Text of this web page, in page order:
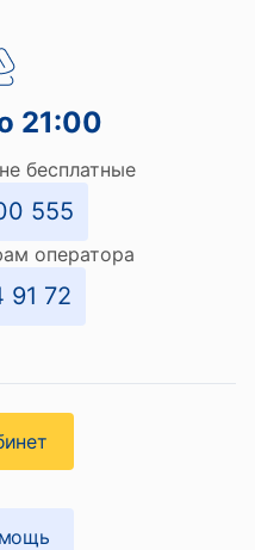
21:00
бесплатные
555
оператора
91 72